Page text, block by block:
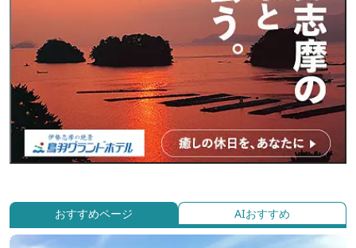
おすすめページ AIおすすめ